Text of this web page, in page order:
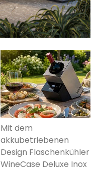
Mit dem
akkubetriebenen
Design Flaschenkühler
WineCase Deluxe Inox